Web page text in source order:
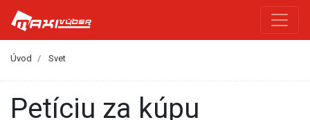
Úvod Svet
Petíciu za kúpu